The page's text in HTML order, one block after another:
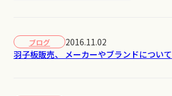
ブログ
2016.11.02
羽子板販売、 メーカーやブランドについて